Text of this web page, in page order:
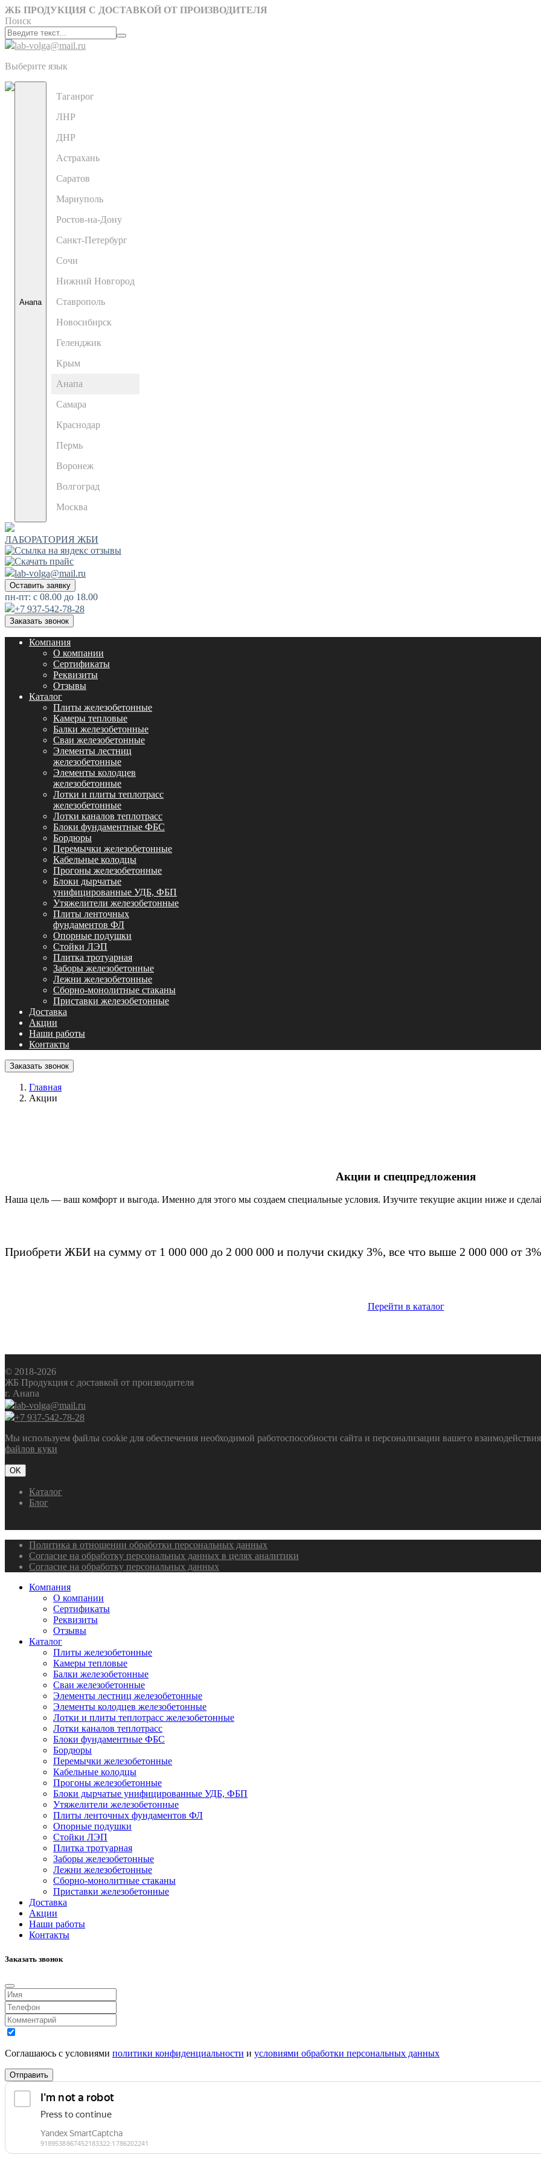
ЖБ ПРОДУКЦИЯ С ДОСТАВКОЙ ОТ ПРОИЗВОДИТЕЛЯ
Поиск
lab-volga@mail.ru
Выберите язык
Анапа
Таганрог
ЛНР
ДНР
Астрахань
Саратов
Мариуполь
Ростов-на-Дону
Санкт-Петербург
Сочи
Нижний Новгород
Ставрополь
Новосибирск
Геленджик
Крым
Анапа
Самара
Краснодар
Пермь
Воронеж
Волгоград
Москва
ЛАБОРАТОРИЯ ЖБИ
lab-volga@mail.ru
Оставить заявку
пн-пт: с 08.00 до 18.00
+7 937-542-78-28
Заказать звонок
Компания
О компании
Сертификаты
Реквизиты
Отзывы
Каталог
Плиты железобетонные
Камеры тепловые
Балки железобетонные
Сваи железобетонные
Элементы лестниц
железобетонные
Элементы колодцев
железобетонные
Лотки и плиты теплотрасс
железобетонные
Лотки каналов теплотрасс
Блоки фундаментные ФБС
Бордюры
Перемычки железобетонные
Кабельные колодцы
Прогоны железобетонные
Блоки дырчатые
унифицированные УДБ, ФБП
Утяжелители железобетонные
Плиты ленточных
фундаментов ФЛ
Опорные подушки
Стойки ЛЭП
Плитка тротуарная
Заборы железобетонные
Лежни железобетонные
Сборно-монолитные стаканы
Приставки железобетонные
Доставка
Акции
Наши работы
Контакты
Заказать звонок
Главная
Акции
Акции и спецпредложения
Наша цель — ваш комфорт и выгода. Именно для этого мы создаем специальные условия. Изучите текущие акции ниже и
Приобрети ЖБИ на сумму от 1 000 000 до 2 000 000 и получи скидку 3%, все что выше 2 000 000 от
Перейти в каталог
© 2018-2026
ЖБ Продукция с доставкой от производителя
г. Анапа
lab-volga@mail.ru
+7 937-542-78-28
Мы используем файлы cookie для обеспечения необходимой работоспособности сайта и персонализации вашего
файлов куки
OK
Каталог
Блог
Политика в отношении обработки персональных данных
Согласие на обработку персональных данных в целях аналитики
Согласие на обработку персональных данных
Компания
О компании
Сертификаты
Реквизиты
Отзывы
Каталог
Плиты железобетонные
Камеры тепловые
Балки железобетонные
Сваи железобетонные
Элементы лестниц железобетонные
Элементы колодцев железобетонные
Лотки и плиты теплотрасс железобетонные
Лотки каналов теплотрасс
Блоки фундаментные ФБС
Бордюры
Перемычки железобетонные
Кабельные колодцы
Прогоны железобетонные
Блоки дырчатые унифицированные УДБ, ФБП
Утяжелители железобетонные
Плиты ленточных фундаментов ФЛ
Опорные подушки
Стойки ЛЭП
Плитка тротуарная
Заборы железобетонные
Лежни железобетонные
Сборно-монолитные стаканы
Приставки железобетонные
Доставка
Акции
Наши работы
Контакты
Заказать звонок
Соглашаюсь с условиями политики конфиденциальности и условиями обработки персональных данных
Отправить